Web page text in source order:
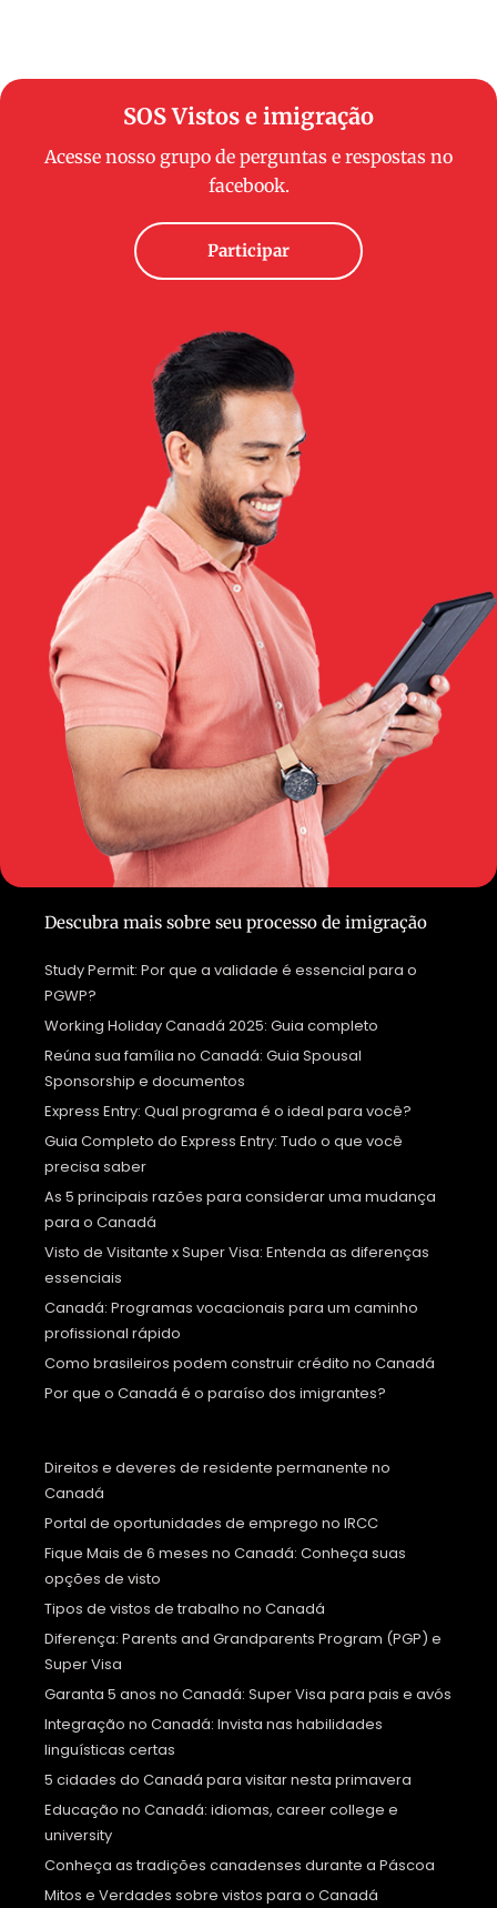
SOS Vistos e imigração
Acesse nosso grupo de perguntas e respostas no
facebook.
Participar
Descubra mais sobre seu processo de imigração
Study Permit: Por que a validade é essencial para o
PGWP?
Working Holiday Canadá 2025: Guia completo
Reúna sua família no Canadá: Guia Spousal
Sponsorship e documentos
Express Entry: Qual programa é o ideal para você?
Guia Completo do Express Entry: Tudo o que você
precisa saber
As 5 principais razões para considerar uma mudança
para o Canadá
Visto de Visitante x Super Visa: Entenda as diferenças
essenciais
Canadá: Programas vocacionais para um caminho
profissional rápido
Como brasileiros podem construir crédito no Canadá
Por que o Canadá é o paraíso dos imigrantes?
Direitos e deveres de residente permanente no
Canadá
Portal de oportunidades de emprego no IRCC
Fique Mais de 6 meses no Canadá: Conheça suas
opções de visto
Tipos de vistos de trabalho no Canadá
Diferença: Parents and Grandparents Program (PGP) e
Super Visa
Garanta 5 anos no Canadá: Super Visa para pais e avós
Integração no Canadá: Invista nas habilidades
linguísticas certas
5 cidades do Canadá para visitar nesta primavera
Educação no Canadá: idiomas, career college e
university
Conheça as tradições canadenses durante a Páscoa
Mitos e Verdades sobre vistos para o Canadá